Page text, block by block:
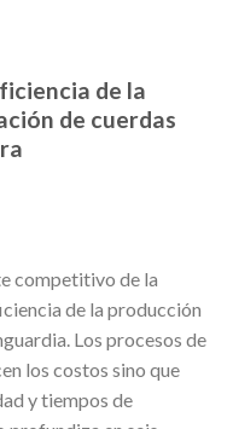
de la
de cuerdas
competitivo de la
de la producción
Los procesos de
los costos sino que
y tiempos de